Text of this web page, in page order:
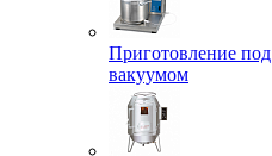
Приготовление под
вакуумом